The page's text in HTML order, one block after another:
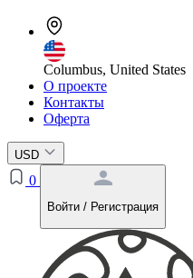
Columbus, United States
О проекте
Контакты
Оферта
USD
0
Войти / Регистрация